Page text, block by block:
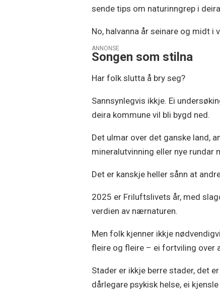
sende tips om naturinngrep i
No, halvanna år seinare og midt i
ANNONSE
Songen som stilna
Har folk slutta å bry seg?
Sannsynlegvis ikkje. Ei
deira kommune vil bli bygd ned.
Det ulmar over det ganske land,
mineralutvinning eller nye rundar
Det er kanskje heller sånn at
2025 er Friluftslivets år, med
verdien av nærnaturen.
Men folk kjenner ikkje
fleire og fleire – ei fortviling over
Stader er ikkje berre stader, det
dårlegare psykisk helse, ei